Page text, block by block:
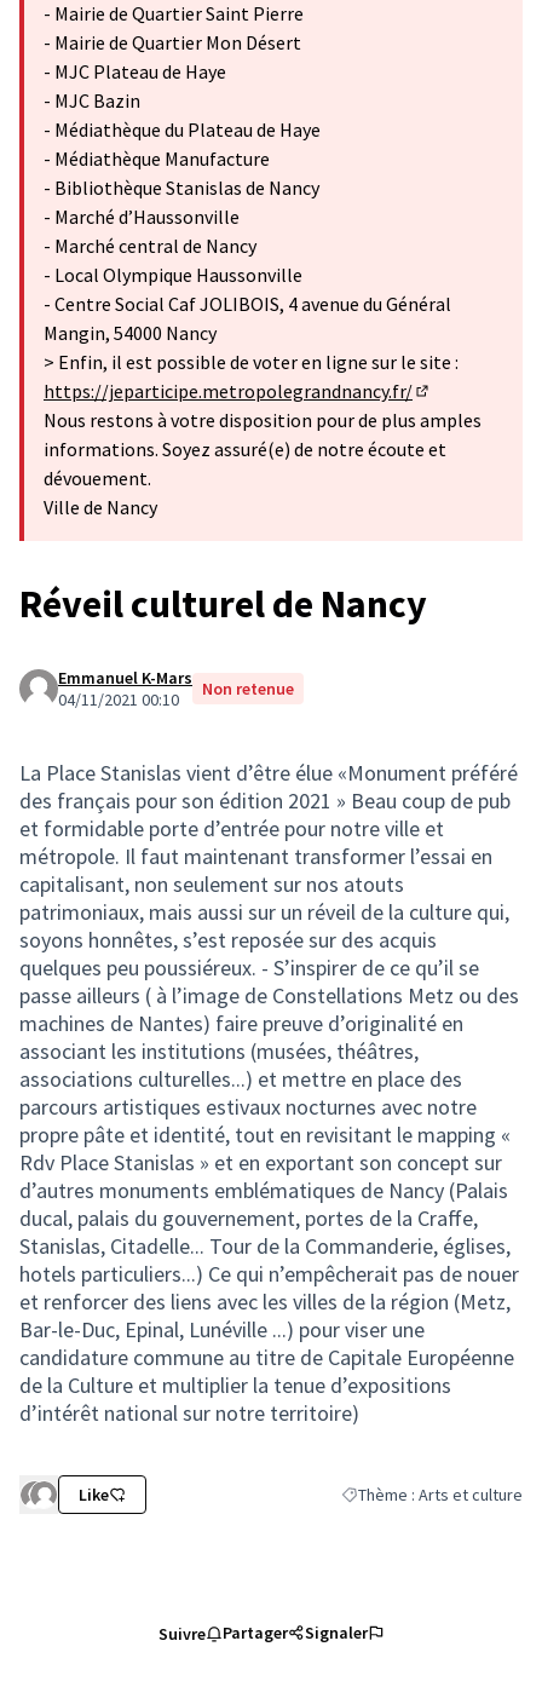
- Mairie de Quartier Saint Pierre
- Mairie de Quartier Mon Désert
- MJC Plateau de Haye
- MJC Bazin
- Médiathèque du Plateau de Haye
- Médiathèque Manufacture
- Bibliothèque Stanislas de Nancy
- Marché d’Haussonville
- Marché central de Nancy
- Local Olympique Haussonville
- Centre Social Caf JOLIBOIS, 4 avenue du Général
Mangin, 54000 Nancy
> Enfin, il est possible de voter en ligne sur le site :
https://jeparticipe.metropolegrandnancy.fr/
(S'ouvre dans
Nous restons à votre disposition pour de plus amples
informations. Soyez assuré(e) de notre écoute et
dévouement.
Ville de Nancy
Réveil culturel de Nancy
Emmanuel K-Mars
04/11/2021 00:10
Non retenue
La Place Stanislas vient d’être élue «Monument préféré
des français pour son édition 2021 » Beau coup de pub
et formidable porte d’entrée pour notre ville et
métropole. Il faut maintenant transformer l’essai en
capitalisant, non seulement sur nos atouts
patrimoniaux, mais aussi sur un réveil de la culture qui,
soyons honnêtes, s’est reposée sur des acquis
quelques peu poussiéreux. - S’inspirer de ce qu’il se
passe ailleurs ( à l’image de Constellations Metz ou des
machines de Nantes) faire preuve d’originalité en
associant les institutions (musées, théâtres,
associations culturelles...) et mettre en place des
parcours artistiques estivaux nocturnes avec notre
propre pâte et identité, tout en revisitant le mapping «
Rdv Place Stanislas » et en exportant son concept sur
d’autres monuments emblématiques de Nancy (Palais
ducal, palais du gouvernement, portes de la Craffe,
Stanislas, Citadelle... Tour de la Commanderie, églises,
hotels particuliers...) Ce qui n’empêcherait pas de nouer
et renforcer des liens avec les villes de la région (Metz,
Bar-le-Duc, Epinal, Lunéville ...) pour viser une
candidature commune au titre de Capitale Européenne
de la Culture et multiplier la tenue d’expositions
d’intérêt national sur notre territoire)
Like Filtrer les résultats de la
Thème : Arts et culture
Suivre Partager Signaler